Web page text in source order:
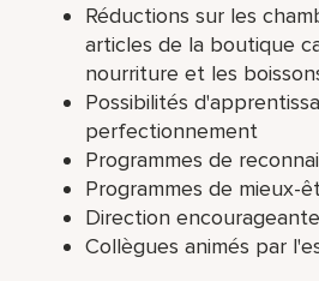
Réductions sur les
articles de la boutique
nourriture et les
Possibilités
perfectionnement
Programmes de
Programmes de mieux-
Direction encourageante
Collègues animés par